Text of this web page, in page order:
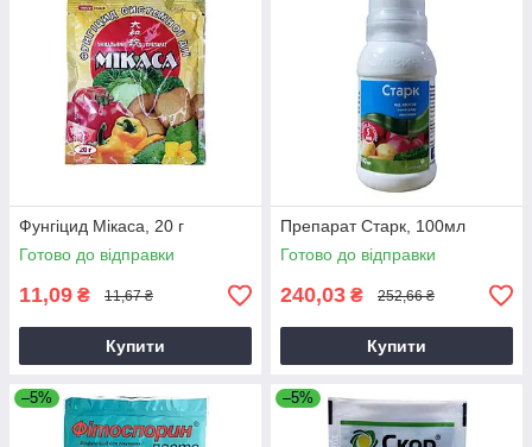
Фунгіцид Мікаса, 20 г
Готово до відправки
11,09 ₴ 11,67 ₴
Купити
Препарат Старк, 100мл
Готово до відправки
240,03 ₴ 252,66 ₴
Купити
–5% –5%